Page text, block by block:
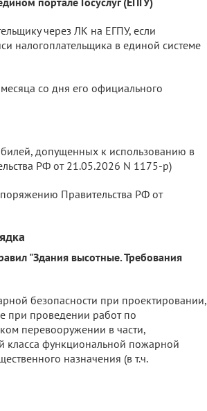
через ЛК на ЕГПУ, если
налогоплательщика в единой системе
со дня его официального
допущенных к использованию в
РФ от 21.05.2026 N 1175-р)
Правительства РФ от
"Здания высотные. Требования
безопасности при проектировании,
при проведении работ по
перевооружении в части,
класса функциональной пожарной
назначения (в т.ч.